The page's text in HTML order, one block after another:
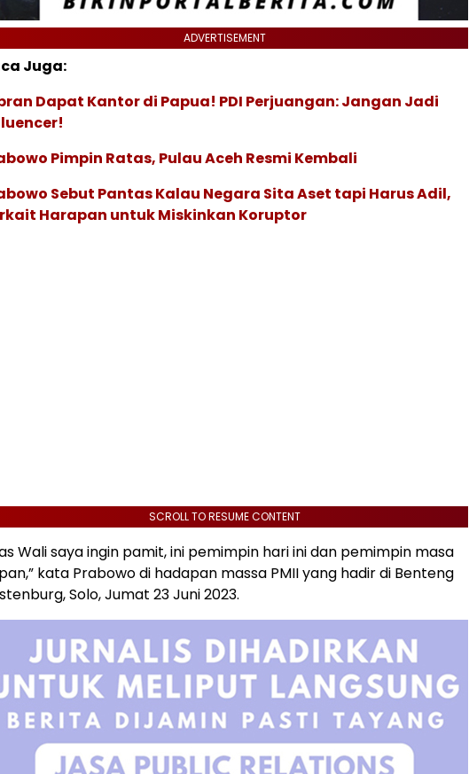
ADVERTISEMENT
Juga:
Dapat Kantor di Papua! PDI Perjuangan: Jangan Jadi
Pimpin Ratas, Pulau Aceh Resmi Kembali
Sebut Pantas Kalau Negara Sita Aset tapi Harus Adil,
Harapan untuk Miskinkan Koruptor
SCROLL TO RESUME CONTENT
Wali saya ingin pamit, ini pemimpin hari ini dan pemimpin masa
kata Prabowo di hadapan massa PMII yang hadir di Benteng
Solo, Jumat 23 Juni 2023.